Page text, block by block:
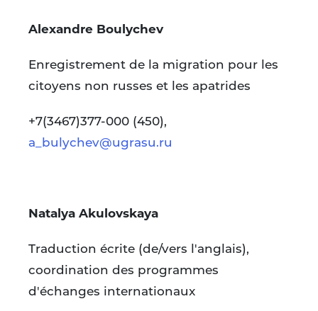
Alexandre Boulychev
Enregistrement de la migration pour les
citoyens non russes et les apatrides
+7(3467)377-000 (450),
a_bulychev@ugrasu.ru
Natalya Akulovskaya
Traduction écrite (de/vers l'anglais),
coordination des programmes
d'échanges internationaux